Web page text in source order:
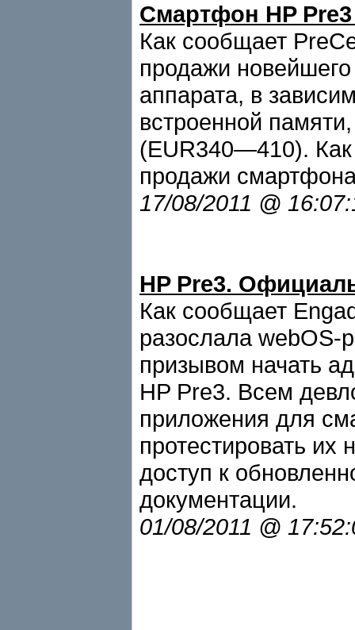
Смартфон HP
Как сообщает
продажи
аппарата, в
встроенной
(EUR340—410).
продажи
17/08/2011 @
HP Pre3.
Как сообщает
разослала webOS-
призывом начать
HP Pre3. Всем
приложения для
протестировать их
доступ к
документации.
01/08/2011 @